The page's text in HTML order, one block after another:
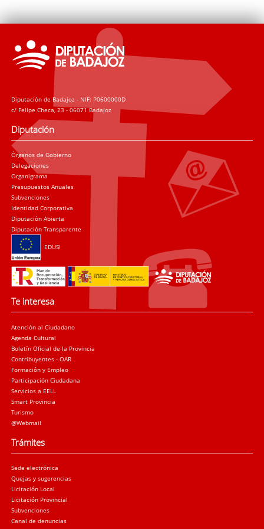
Diputación de Badajoz - NIF: P0600000D
c/ Felipe Checa, 23 - 06071 Badajoz
Diputación
Órganos de Gobierno
Delegaciones
Organigrama
Presupuestos Anuales
Subvenciones
Identidad Corporativa
Diputación Abierta
Diputación Transparente
EDUSI
Te interesa
Atención al Ciudadano
Agenda Cultural
Boletín Oficial de la Provincia
Contribuyentes - OAR
Formación y Empleo
Participación Ciudadana
Servicios a EELL
Smart Provincia
Turismo
@Webmail
Trámites
Sede electrónica
Quejas y sugerencias
Licitación Local
Licitación Provincial
Subvenciones
Canal de denuncias